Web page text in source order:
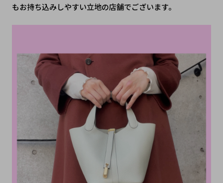
もお持ち込みしやすい立地の店舗でございます。